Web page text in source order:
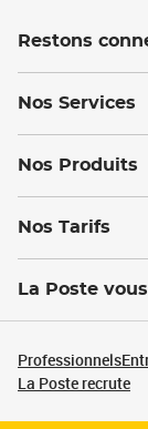
Restons
Nos Services
Nos Produits
Nos Tarifs
La Poste
Professionnels
La Poste recrute